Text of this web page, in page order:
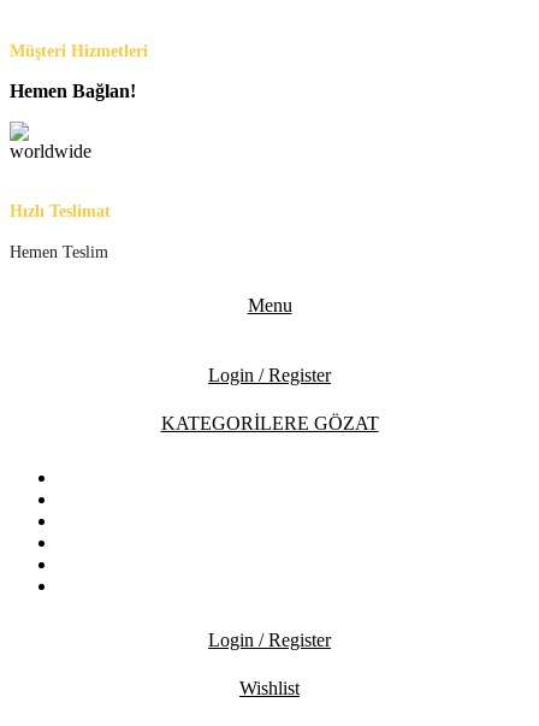
Müşteri Hizmetleri
Hemen Bağlan!
Hızlı Teslimat
Hemen Teslim
Menu
Login / Register
KATEGORİLERE GÖZAT
Login / Register
Wishlist